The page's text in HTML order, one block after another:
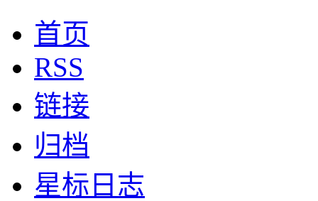
首页
RSS
链接
归档
星标日志